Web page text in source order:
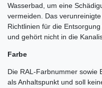
Wasserbad, um eine
vermeiden. Das
Richtlinien für die
und gehört nicht in die
Farbe
Die RAL-Farbnummer sowie
als Anhaltspunkt und soll